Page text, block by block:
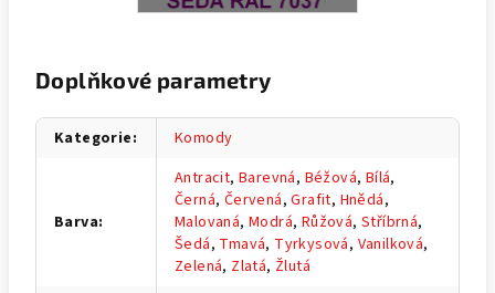
Doplňkové parametry
Kategorie: Komody
Barva:
Antracit,Barevná, Béžová, Bílá,
Černá, Červená,Grafit, Hnědá,
Malovaná,Modrá, Růžová,Stříbrná,
Šedá, Tmavá, Tyrkysová, Vanilková,
Zelená, Zlatá, Žlutá